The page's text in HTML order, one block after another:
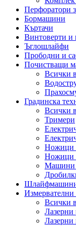
Перфоратори
Бормашини
Къртачи
Винтоверти и
Ъглошлайфи
Прободни и
Почистващи
Всички
Градинска
Всички
Тримери
Ножици
Ножици
Машини
Всички
Лазерни
Лазерни